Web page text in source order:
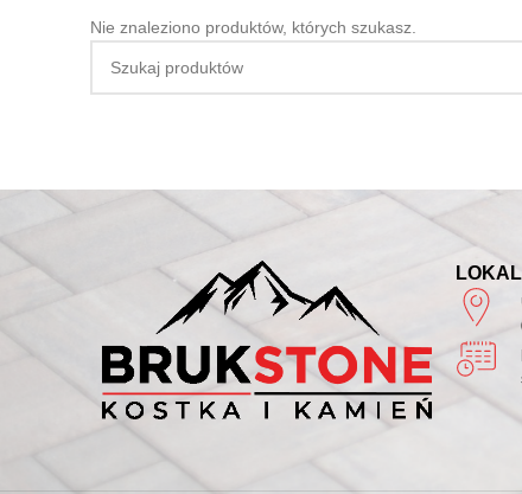
Nie znaleziono produktów, których szukasz.